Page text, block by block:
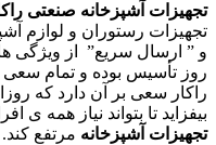
تجهیزات آشپزخانه صنعتی
تجهیزات رستوران و لوازم
و ” ارسال سریع” از ویژگی
روز تأسیس بوده و تمام سعی
راکار سعی بر آن دارد که
بیفزاید تا بتواند نیاز همه ی
تجهیزات آشپزخانه مرتفع کند.